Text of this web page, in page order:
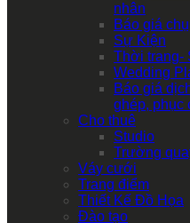
nhân
Báo giá
Sự Kiện
Thời trang-
Wedding
Báo giá
ghép, phục
Cho thuê
Studio
Trường
Váy cưới
Trang điểm
Thiết Kế Đồ Họa
Đào tạo